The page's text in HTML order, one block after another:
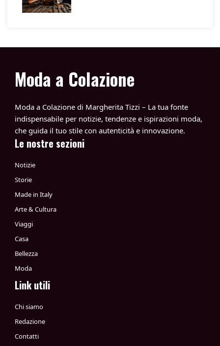
Moda a Colazione
Moda a Colazione di Margherita Tizzi – La tua fonte
indispensabile per notizie, tendenze e ispirazioni moda,
che guida il tuo stile con autenticità e innovazione.
Le nostre sezioni
Notizie
Storie
Made in Italy
Arte & Cultura
Viaggi
Casa
Bellezza
Moda
Link utili
Chi siamo
Redazione
Contatti